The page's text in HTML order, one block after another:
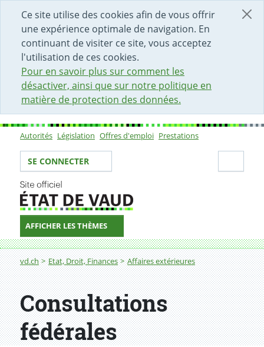
Ce site utilise des cookies afin de vous offrir
une expérience optimale de navigation. En
continuant de visiter ce site, vous acceptez
l'utilisation de ces cookies.
Pour en savoir plus sur comment les
désactiver, ainsi que sur notre politique en
matière de protection des données.
DÉBUT DU CONTENU DE LA PAGE
ACCÈS AU CHAMP DE RECHERCHE
PAGE D'ACCUEIL
FORMULAIRE DE CONTACT
Sous-navigation
Autorités Législation Offres d'emploi Prestations
Votre identité
SE CONNECTER
AFFICHER LES THÈMES
Fil d'Ariane
vd.ch Etat, Droit, Finances Affaires extérieures
Consultations fédérales
Consultations
fédérales